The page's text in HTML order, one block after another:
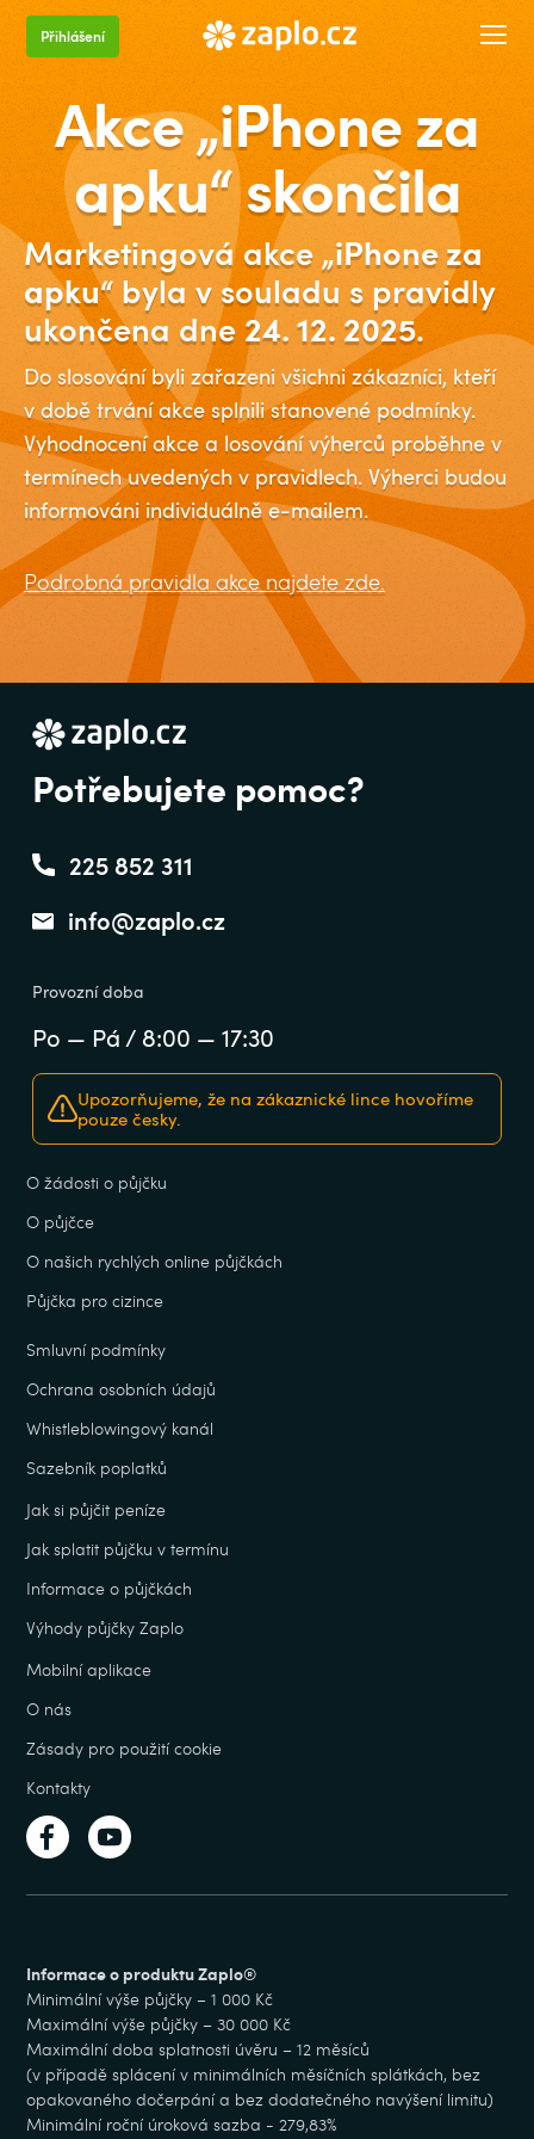
Přihlášení
Akce „iPhone za
apku“ skončila
Marketingová akce „iPhone za
apku“ byla v souladu s pravidly
ukončena dne 24. 12. 2025.
Do slosování byli zařazeni všichni zákazníci, kteří
v době trvání akce splnili stanovené podmínky.
Vyhodnocení akce a losování výherců proběhne v
termínech uvedených v pravidlech. Výherci budou
informováni individuálně e-mailem.
Podrobná pravidla akce najdete zde.
Potřebujete pomoc?
225 852 311
info@zaplo.cz
Provozní doba
Po — Pá / 8:00 — 17:30
Upozorňujeme, že na zákaznické lince hovoříme
pouze česky.
O žádosti o půjčku
O půjčce
O našich rychlých online půjčkách
Půjčka pro cizince
Smluvní podmínky
Ochrana osobních údajů
Whistleblowingový kanál
Sazebník poplatků
Jak si půjčit peníze
Jak splatit půjčku v termínu
Informace o půjčkách
Výhody půjčky Zaplo
Mobilní aplikace
O nás
Zásady pro použití cookie
Kontakty
Informace o produktu Zaplo®
Minimální výše půjčky – 1 000 Kč
Maximální výše půjčky – 30 000 Kč
Maximální doba splatnosti úvěru – 12 měsíců
(v případě splácení v minimálních měsíčních splátkách, bez
opakovaného dočerpání a bez dodatečného navýšení limitu)
Minimální roční úroková sazba - 279,83%